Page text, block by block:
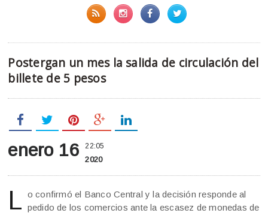
Postergan un mes la salida de circulación del
billete de 5 pesos
enero 16 22:05
2020
L o confirmó el Banco Central y la decisión responde al
pedido de los comercios ante la escasez de monedas de